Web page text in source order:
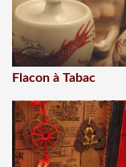
Flacon à Tabac